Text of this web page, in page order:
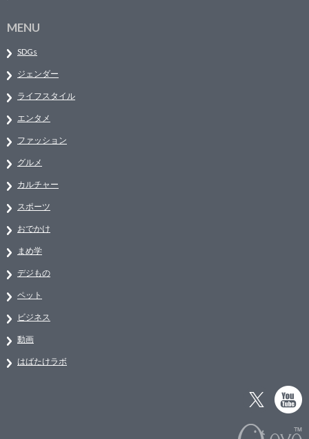
MENU
SDGs
ジェンダー
ライフスタイル
エンタメ
ファッション
グルメ
カルチャー
スポーツ
おでかけ
まめ学
デジもの
ペット
ビジネス
動画
はばたけラボ